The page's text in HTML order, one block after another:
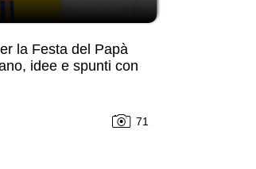
la Festa del Papà
idee e spunti con
71